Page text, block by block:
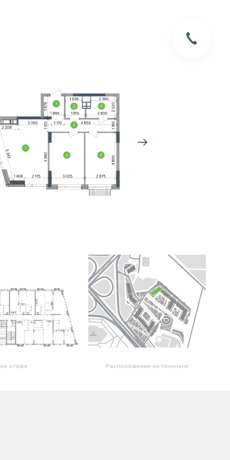
этаже Расположение на генплане